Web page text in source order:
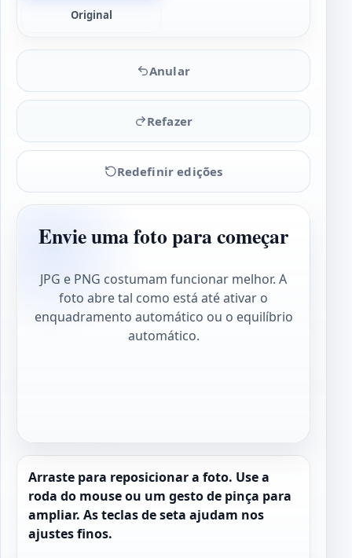
Original
Anular
Refazer
Redefinir edições
Envie uma foto para começar
JPG e PNG costumam funcionar melhor. A
foto abre tal como está até ativar o
enquadramento automático ou o equilíbrio
automático.
Arraste para reposicionar a foto. Use a
roda do mouse ou um gesto de pinça para
ampliar. As teclas de seta ajudam nos
ajustes finos.